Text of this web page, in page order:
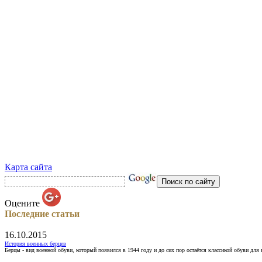
Карта сайта
Оцените
Последние статьи
16.10.2015
История военных берцев
Берцы - вид военной обуви, который появился в 1944 году и до сих пор остаётся классикой обуви